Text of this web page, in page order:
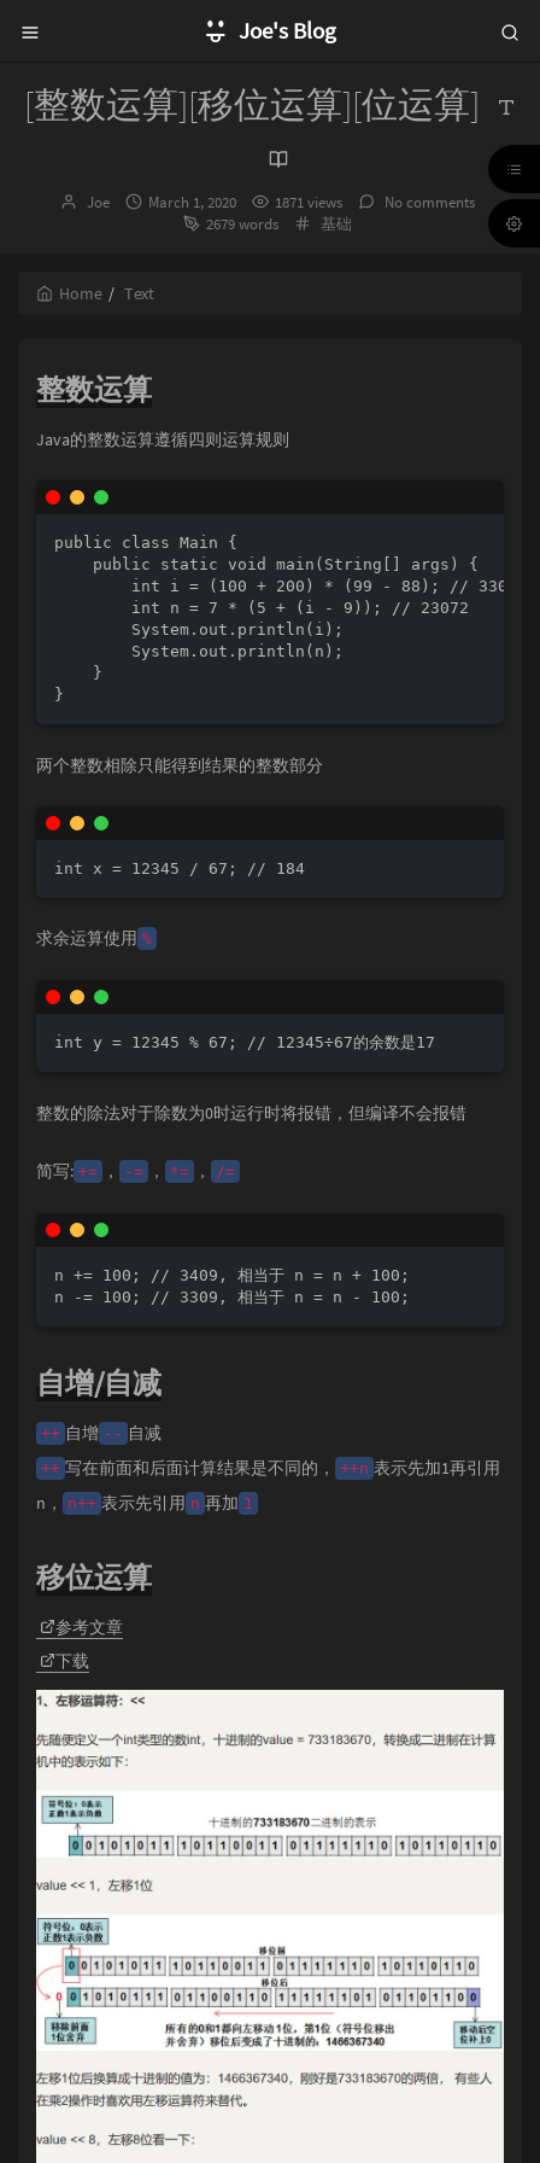
Joe's Blog
[整数运算][移位运算][位运算]
Author：
Joe
发
March 1, 2020 1871 views
No comments
2679 words
Categories：
基础
Home Text
整数运算
Java的整数运算遵循四则运算规则
public class Main {
    public static void main(String[] args) {
        int i = (100 + 200) * (99 - 88); // 3300
        int n = 7 * (5 + (i - 9)); // 23072
        System.out.println(i);
        System.out.println(n);
    }
}
两个整数相除只能得到结果的整数部分
int x = 12345 / 67; // 184
求余运算使用 %
int y = 12345 % 67; // 12345÷67的余数是17
整数的除法对于除数为0时运行时将报错，但编译不会报错
简写: += ， -= ， *= ， /=
n += 100; // 3409, 相当于 n = n + 100;
n -= 100; // 3309, 相当于 n = n - 100;
自增/自减
++ 自增 -- 自减
++ 写在前面和后面计算结果是不同的， ++n 表示先加1再引用
n，
n++ 表示先引用 n 再加 1
移位运算
参考文章
下载